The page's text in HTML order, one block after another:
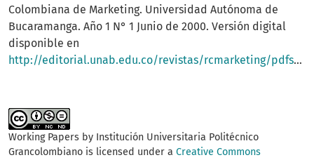
Colombiana de Marketing. Universidad Autónoma de
Bucaramanga. Año 1 N° 1 Junio de 2000. Versión digital
disponible en
http://editorial.unab.edu.co/revistas/rcmarketing/pdfs/r11_art4_r.pdf
Working Papers by Institución Universitaria Politécnico
Grancolombiano is licensed under a Creative Commons